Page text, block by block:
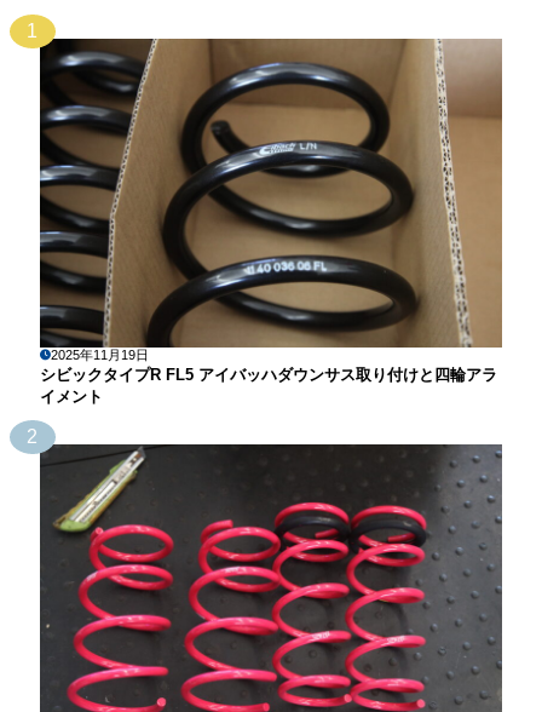
1
2025年11月19日
シビックタイプR FL5 アイバッハダウンサス取り付けと四輪アラ
イメント
2